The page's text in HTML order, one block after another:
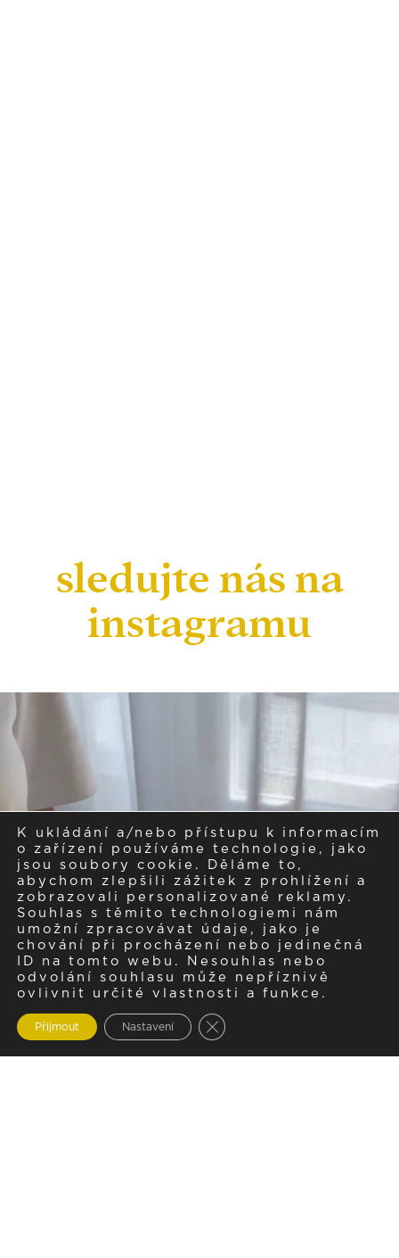
sledujte nás na
instagramu
K ukládání a/nebo přístupu k informacím
o zařízení používáme technologie, jako
jsou soubory cookie. Děláme to,
abychom zlepšili zážitek z prohlížení a
zobrazovali personalizované reklamy.
Souhlas s těmito technologiemi nám
umožní zpracovávat údaje, jako je
chování při procházení nebo jedinečná
ID na tomto webu. Nesouhlas nebo
odvolání souhlasu může nepříznivě
ovlivnit určité vlastnosti a funkce.
Přijmout Nastavení Zavřít cookie lištu GDPR